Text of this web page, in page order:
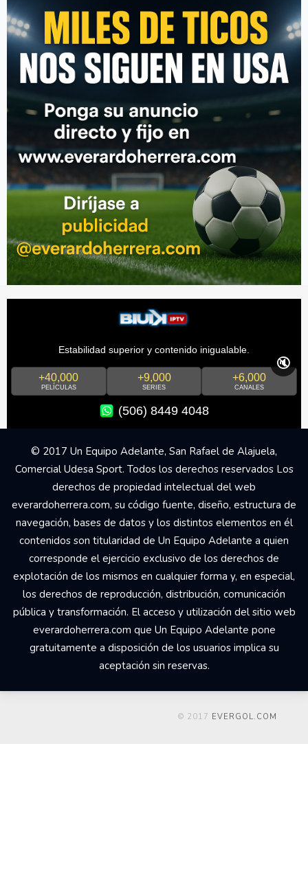
Estabilidad superior y contenido inigualable.
+40,000
PELÍCULAS
+9,000
SERIES
+6,000
CANALES
(506) 8449 4048
🔇
© 2017 Un Equipo Adelante, San Rafael de Alajuela,
Comercial Udesa Sport. Todos los derechos reservados Los
derechos de propiedad intelectual del web
everardoherrera.com, su código fuente, diseño, estructura de
navegación, bases de datos y los distintos elementos en él
contenidos son titularidad de Un Equipo Adelante a quien
corresponde el ejercicio exclusivo de los derechos de
explotación de los mismos en cualquier forma y, en especial,
los derechos de reproducción, distribución, comunicación
pública y transformación. El acceso y utilización del sitio web
everardoherrera.com que Un Equipo Adelante pone
gratuitamente a disposición de los usuarios implica su
aceptación sin reservas.
© 2017 EVERGOL.COM